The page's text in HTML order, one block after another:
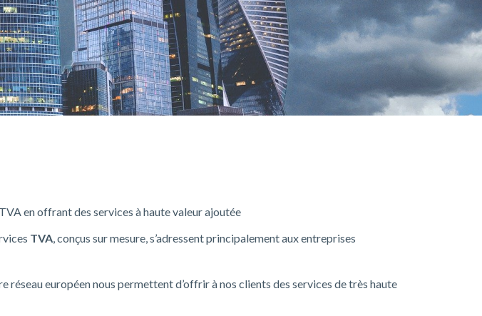
en offrant des services à haute valeur ajoutée
TVA , conçus sur mesure, s’adressent principalement aux entreprises
européen nous permettent d’offrir à nos clients des services de très haute